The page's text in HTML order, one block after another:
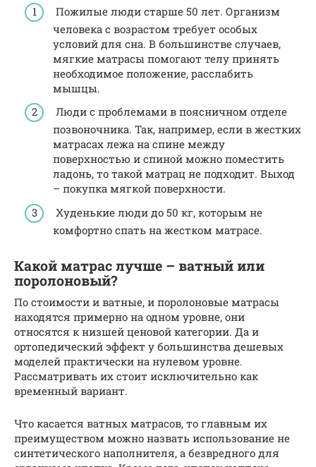
Пожилые люди старше 50 лет. Организм
человека с возрастом требует особых
условий для сна. В большинстве случаев,
мягкие матрасы помогают телу принять
необходимое положение, расслабить
мышцы.
Люди с проблемами в поясничном отделе
позвоночника. Так, например, если в жестких
матрасах лежа на спине между
поверхностью и спиной можно поместить
ладонь, то такой матрац не подходит. Выход
– покупка мягкой поверхности.
Худенькие люди до 50 кг, которым не
комфортно спать на жестком матрасе.
Какой матрас лучше – ватный или
поролоновый?
По стоимости и ватные, и поролоновые матрасы
находятся примерно на одном уровне, они
относятся к низшей ценовой категории. Да и
ортопедический эффект у большинства дешевых
моделей практически на нулевом уровне.
Рассматривать их стоит исключительно как
временный вариант.
Что касается ватных матрасов, то главным их
преимуществом можно назвать использование не
синтетического наполнителя, а безвредного для